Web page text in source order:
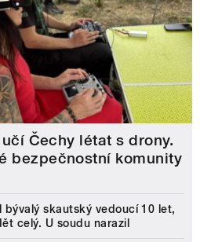
Čechy létat s drony.
bezpečnostní komunity
skautský vedoucí 10 let,
celý. U soudu narazil